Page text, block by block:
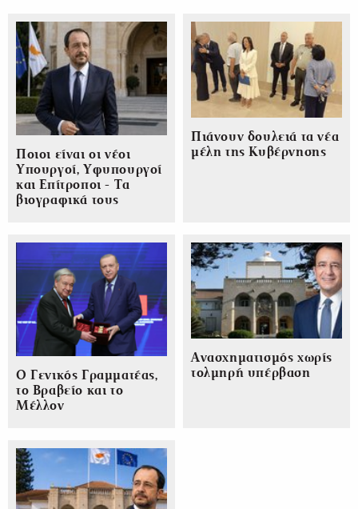
Ποιοι είναι οι νέοι
Υπουργοί, Υφυπουργοί
και Επίτροποι - Τα
βιογραφικά τους
Πιάνουν δουλειά τα νέα
μέλη της Κυβέρνησης
Ο Γενικός Γραμματέας,
το Βραβείο και το
Μέλλον
Ανασχηματισμός χωρίς
τολμηρή υπέρβαση